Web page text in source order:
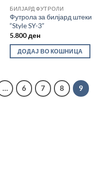
БИЛЈАРД ФУТРОЛИ
Футрола за билјард штеки
“Style SY-3”
5.800ден
ДОДАЈ ВО КОШНИЦА
… 6 7 8 9